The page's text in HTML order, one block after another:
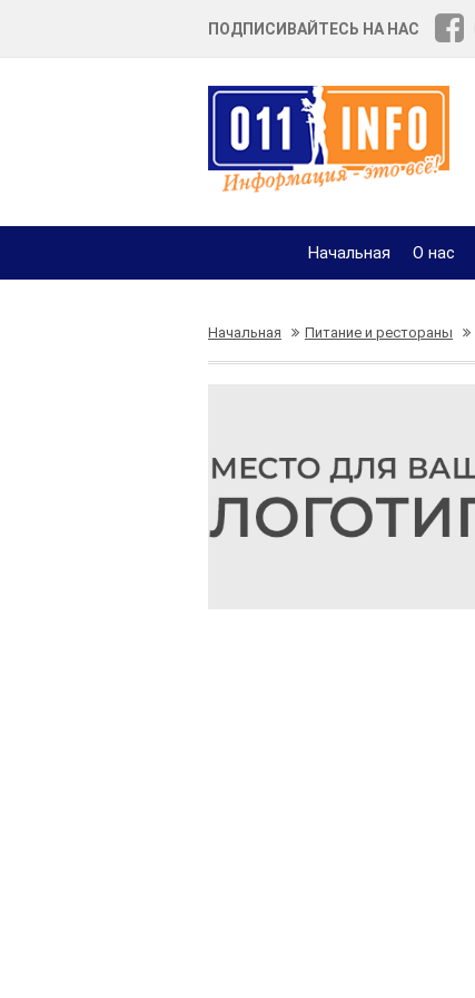
ПОДПИСИВАЙТЕСЬ НА НАС
Начальная О нас
Начальная Питание и рестораны